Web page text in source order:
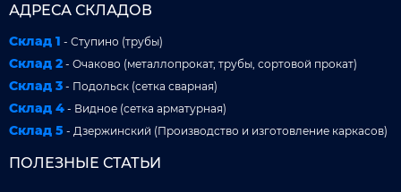
АДРЕСА СКЛАДОВ
Склад 1 - Ступино (трубы)
Склад 2 - Очаково (металлопрокат, трубы, сортовой прокат)
Склад 3 - Подольск (сетка сварная)
Склад 4 - Видное (сетка арматурная)
Склад 5 - Дзержинский (Производство и изготовление каркасов)
ПОЛЕЗНЫЕ СТАТЬИ